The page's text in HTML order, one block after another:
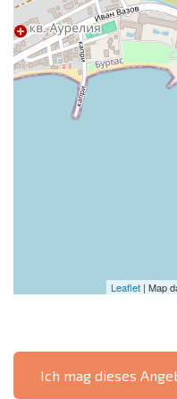
Leaflet | Map
Ich mag dieses